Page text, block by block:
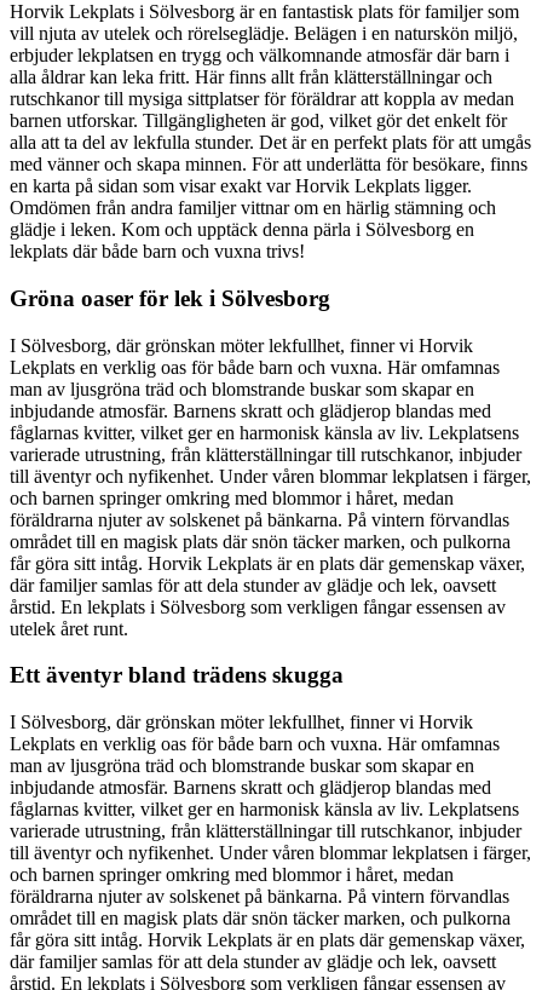
Horvik Lekplats i Sölvesborg är en fantastisk plats för familjer som
vill njuta av utelek och rörelseglädje. Belägen i en naturskön miljö,
erbjuder lekplatsen en trygg och välkomnande atmosfär där barn i
alla åldrar kan leka fritt. Här finns allt från klätterställningar och
rutschkanor till mysiga sittplatser för föräldrar att koppla av medan
barnen utforskar. Tillgängligheten är god, vilket gör det enkelt för
alla att ta del av lekfulla stunder. Det är en perfekt plats för att umgås
med vänner och skapa minnen. För att underlätta för besökare, finns
en karta på sidan som visar exakt var Horvik Lekplats ligger.
Omdömen från andra familjer vittnar om en härlig stämning och
glädje i leken. Kom och upptäck denna pärla i Sölvesborg en
lekplats där både barn och vuxna trivs!
Gröna oaser för lek i Sölvesborg
I Sölvesborg, där grönskan möter lekfullhet, finner vi Horvik
Lekplats en verklig oas för både barn och vuxna. Här omfamnas
man av ljusgröna träd och blomstrande buskar som skapar en
inbjudande atmosfär. Barnens skratt och glädjerop blandas med
fåglarnas kvitter, vilket ger en harmonisk känsla av liv. Lekplatsens
varierade utrustning, från klätterställningar till rutschkanor, inbjuder
till äventyr och nyfikenhet. Under våren blommar lekplatsen i färger,
och barnen springer omkring med blommor i håret, medan
föräldrarna njuter av solskenet på bänkarna. På vintern förvandlas
området till en magisk plats där snön täcker marken, och pulkorna
får göra sitt intåg. Horvik Lekplats är en plats där gemenskap växer,
där familjer samlas för att dela stunder av glädje och lek, oavsett
årstid. En lekplats i Sölvesborg som verkligen fångar essensen av
utelek året runt.
Ett äventyr bland trädens skugga
I Sölvesborg, där grönskan möter lekfullhet, finner vi Horvik
Lekplats en verklig oas för både barn och vuxna. Här omfamnas
man av ljusgröna träd och blomstrande buskar som skapar en
inbjudande atmosfär. Barnens skratt och glädjerop blandas med
fåglarnas kvitter, vilket ger en harmonisk känsla av liv. Lekplatsens
varierade utrustning, från klätterställningar till rutschkanor, inbjuder
till äventyr och nyfikenhet. Under våren blommar lekplatsen i färger,
och barnen springer omkring med blommor i håret, medan
föräldrarna njuter av solskenet på bänkarna. På vintern förvandlas
området till en magisk plats där snön täcker marken, och pulkorna
får göra sitt intåg. Horvik Lekplats är en plats där gemenskap växer,
där familjer samlas för att dela stunder av glädje och lek, oavsett
årstid. En lekplats i Sölvesborg som verkligen fångar essensen av